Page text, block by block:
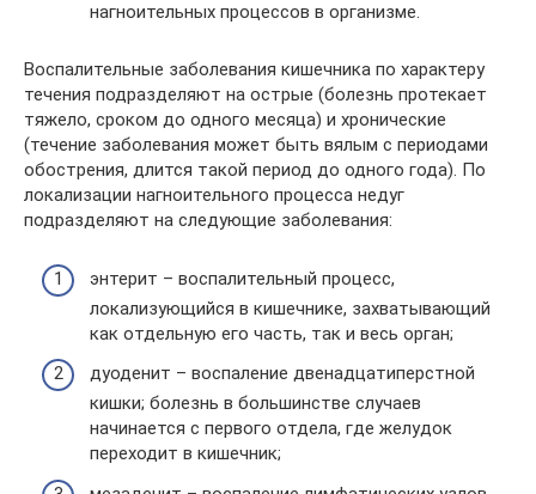
нагноительных процессов в организме.
Воспалительные заболевания кишечника по характеру
течения подразделяют на острые (болезнь протекает
тяжело, сроком до одного месяца) и хронические
(течение заболевания может быть вялым с периодами
обострения, длится такой период до одного года). По
локализации нагноительного процесса недуг
подразделяют на следующие заболевания:
энтерит – воспалительный процесс,
локализующийся в кишечнике, захватывающий
как отдельную его часть, так и весь орган;
дуоденит – воспаление двенадцатиперстной
кишки; болезнь в большинстве случаев
начинается с первого отдела, где желудок
переходит в кишечник;